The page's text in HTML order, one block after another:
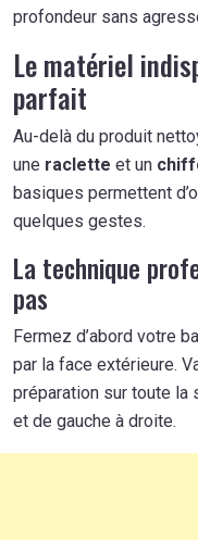
profondeur sans
Le matériel
parfait
Au-delà du produit
une raclette et un
basiques permettent
quelques gestes.
La technique
pas
Fermez d’abord votre
par la face extérieure.
préparation sur toute la
et de gauche à droite.